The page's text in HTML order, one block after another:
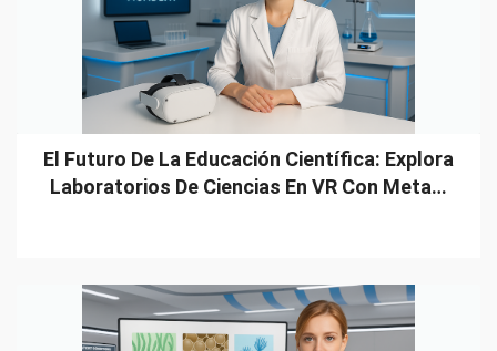
El Futuro De La Educación Científica: Explora
Laboratorios De Ciencias En VR Con Meta…